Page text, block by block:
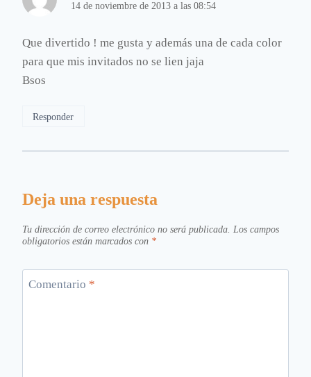
14 de noviembre de 2013 a las 08:54
Que divertido ! me gusta y además una de cada color
para que mis invitados no se lien jaja
Bsos
Responder
Deja una respuesta
Tu dirección de correo electrónico no será publicada. Los campos
obligatorios están marcados con *
Comentario *